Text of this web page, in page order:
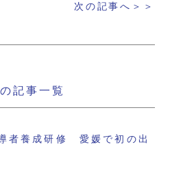
次の記事へ＞＞
記事一覧
者養成研修 愛媛で初の出